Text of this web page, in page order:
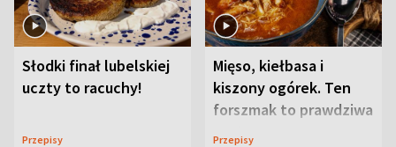
Słodki finał lubelskiej
uczty to racuchy!
Przepisy
Mięso, kiełbasa i
kiszony ogórek. Ten
forszmak to prawdziwa
uczta
Przepisy